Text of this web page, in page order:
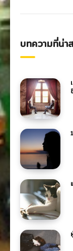
บทความที่น่า